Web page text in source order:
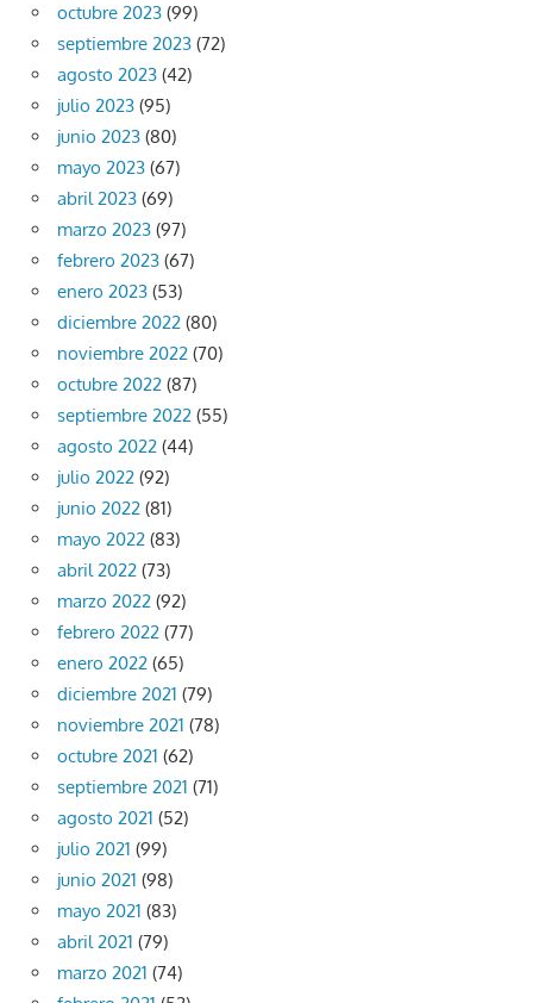
octubre 2023 (99)
septiembre 2023 (72)
agosto 2023 (42)
julio 2023 (95)
junio 2023 (80)
mayo 2023 (67)
abril 2023 (69)
marzo 2023 (97)
febrero 2023 (67)
enero 2023 (53)
diciembre 2022 (80)
noviembre 2022 (70)
octubre 2022 (87)
septiembre 2022 (55)
agosto 2022 (44)
julio 2022 (92)
junio 2022 (81)
mayo 2022 (83)
abril 2022 (73)
marzo 2022 (92)
febrero 2022 (77)
enero 2022 (65)
diciembre 2021 (79)
noviembre 2021 (78)
octubre 2021 (62)
septiembre 2021 (71)
agosto 2021 (52)
julio 2021 (99)
junio 2021 (98)
mayo 2021 (83)
abril 2021 (79)
marzo 2021 (74)